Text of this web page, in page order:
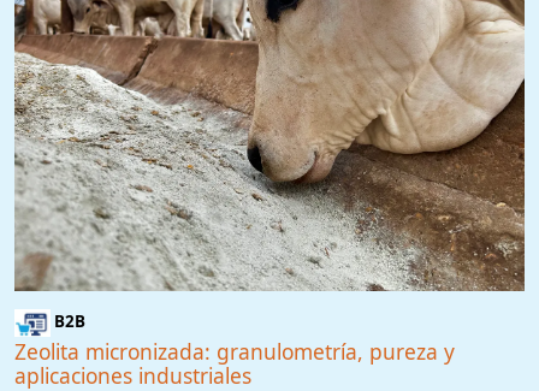
B2B
Zeolita micronizada: granulometría, pureza y
aplicaciones industriales